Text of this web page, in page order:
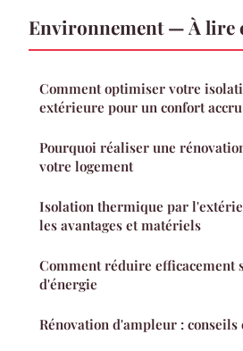
Environnement — À lire
Comment optimiser votre
extérieure pour un confort accru
Pourquoi réaliser une
votre logement
Isolation thermique par
les avantages et matériels
Comment réduire efficacement
d'énergie
Rénovation d'ampleur : conseils